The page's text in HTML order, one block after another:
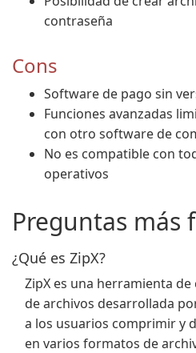
contraseña
Cons
Software de pago sin
Funciones avanzadas
con otro software de
No es compatible con
operativos
Preguntas más
¿Qué es ZipX?
ZipX es una herramienta
de archivos desarrollada
a los usuarios comprimir y
en varios formatos de